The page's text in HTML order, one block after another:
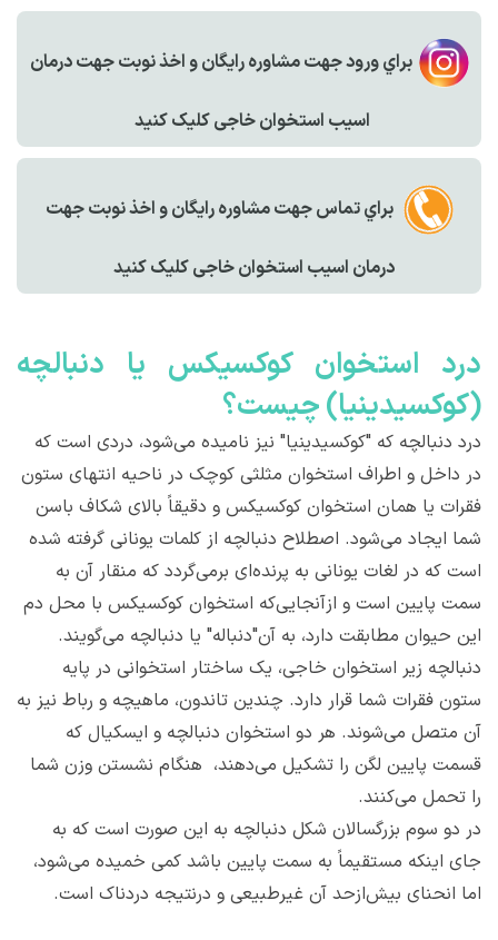
براي ورود جهت مشاوره رايگان و اخذ نوبت جهت درمان
اسیب استخوان خاجی کليک کنيد
براي تماس جهت مشاوره رايگان و اخذ نوبت جهت
درمان اسیب استخوان خاجی کليک کنيد
درد استخوان کوکسیکس یا دنبالچه
(کوکسیدینیا) چیست؟
درد دنبالچه که "کوکسیدینیا" نیز نامیده می‌شود، دردی است که
در داخل و اطراف استخوان مثلثی کوچک در ناحیه انتهای ستون
فقرات یا همان استخوان کوکسیکس و دقیقاً بالای شکاف باسن
شما ایجاد می‌شود. اصطلاح دنبالچه از کلمات یونانی گرفته شده
است که در لغات یونانی به پرنده‌ای برمی‌گردد که منقار آن به
سمت پایین است و ازآنجایی‌که استخوان کوکسیکس با محل دم
این حیوان مطابقت دارد، به آن"دنباله" یا دنبالچه می‌گویند.
دنبالچه زیر استخوان خاجی، یک ساختار استخوانی در پایه
ستون فقرات شما قرار دارد. چندین تاندون، ماهیچه و رباط نیز به
آن متصل می‌شوند. هر دو استخوان دنبالچه و ایسکیال که
قسمت پایین لگن را تشکیل می‌دهند، هنگام نشستن وزن شما
را تحمل می‌کنند.
در دو سوم بزرگسالان شکل دنبالچه به این صورت است که به
جای اینکه مستقیماً به سمت پایین باشد کمی خمیده می‌شود،
اما انحنای بیش‌ازحد آن غیرطبیعی و درنتیجه دردناک است.